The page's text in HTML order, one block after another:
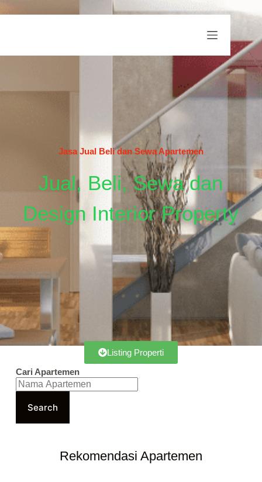
Jasa Jual Beli dan Sewa Apartemen
Jual, Beli, Sewa dan
Design Interior Property
Listing Properti
Cari Apartemen
Search
Rekomendasi Apartemen